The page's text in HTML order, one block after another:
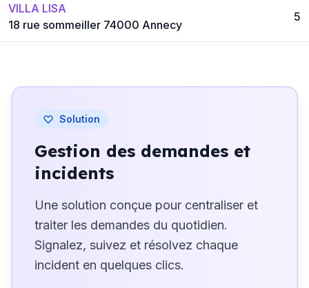
VILLA LISA
18 rue sommeiller 74000 Annecy
5
Solution
Gestion des demandes et
incidents
Une solution conçue pour centraliser et
traiter les demandes du quotidien.
Signalez, suivez et résolvez chaque
incident en quelques clics.